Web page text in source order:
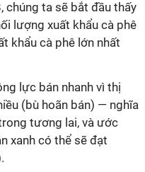
chúng ta sẽ bắt đầu thấy
lượng xuất khẩu cà phê
khẩu cà phê lớn nhất
lực bán nhanh vì thị
(bù hoãn bán) — nghĩa
tương lai, và ước
xanh có thể sẽ đạt